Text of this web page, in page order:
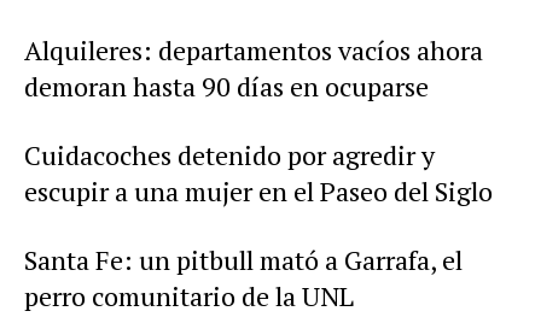
Alquileres: departamentos vacíos ahora
demoran hasta 90 días en ocuparse
Cuidacoches detenido por agredir y
escupir a una mujer en el Paseo del Siglo
Santa Fe: un pitbull mató a Garrafa, el
perro comunitario de la UNL